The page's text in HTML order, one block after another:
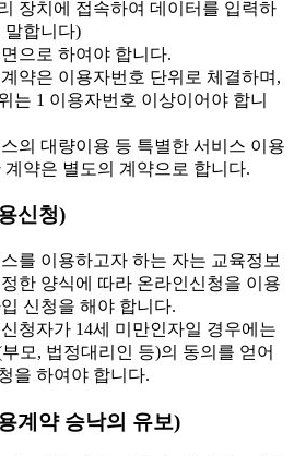
장치에 접속하여 데이터를 입력하
말합니다)
으로 하여야 합니다.
약은 이용자번호 단위로 체결하며,
는 1 이용자번호 이상이어야 합니
의 대량이용 등 특별한 서비스 이용
계약은 별도의 계약으로 합니다.
신청)
를 이용하고자 하는 자는 교육정보
한 양식에 따라 온라인신청을 이용
신청을 해야 합니다.
청자가 14세 미만인자일 경우에는
모, 법정대리인 등)의 동의를 얻어
을 하여야 합니다.
계약 승낙의 유보)